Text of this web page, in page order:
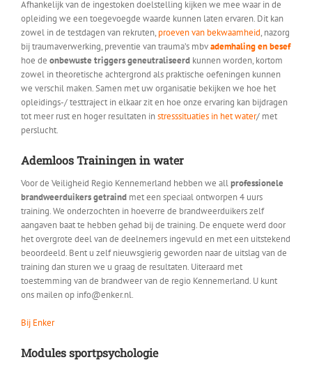
Afhankelijk van de ingestoken doelstelling kijken we mee waar in de
opleiding we een toegevoegde waarde kunnen laten ervaren. Dit kan
zowel in de testdagen van rekruten, proeven van bekwaamheid, nazorg
bij traumaverwerking, preventie van trauma’s mbvademhaling en besef
hoe de onbewuste triggers geneutraliseerdkunnen worden, kortom
zowel in theoretische achtergrond als praktische oefeningen kunnen
we verschil maken. Samen met uw organisatie bekijken we hoe het
opleidings-/ testtraject in elkaar zit en hoe onze ervaring kan bijdragen
tot meer rust en hoger resultaten instresssituaties in het water/ met
perslucht.
Ademloos Trainingen in water
Voor de Veiligheid Regio Kennemerland hebben we allprofessionele
brandweerduikers getraindmet een speciaal ontworpen 4 uurs
training. We onderzochten in hoeverre de brandweerduikers zelf
aangaven baat te hebben gehad bij de training. De enquete werd door
het overgrote deel van de deelnemers ingevuld en met een uitstekend
beoordeeld. Bent u zelf nieuwsgierig geworden naar de uitslag van de
training dan sturen we u graag de resultaten. Uiteraard met
toestemming van de brandweer van de regio Kennemerland. U kunt
ons mailen op info@enker.nl.
Bij Enker
Modules sportpsychologie